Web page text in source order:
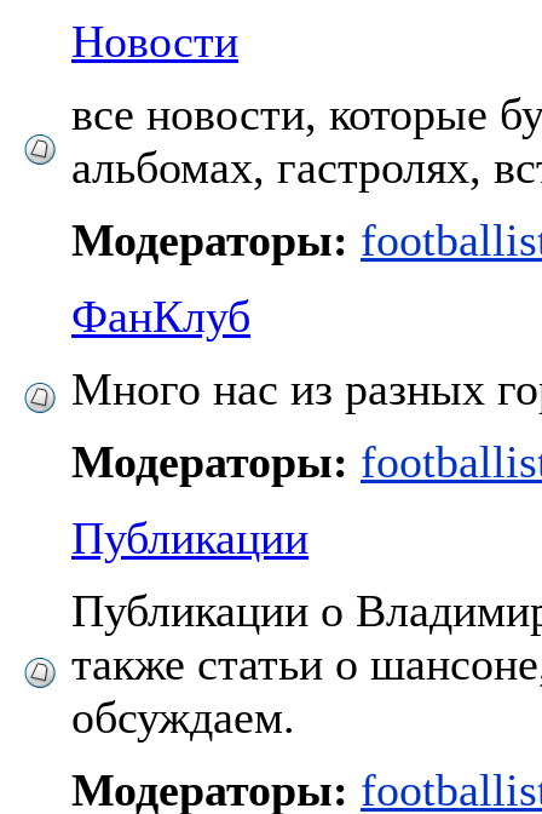
Новости
все новости, которые
альбомах, гастролях,
Модераторы:
ФанКлуб
Много нас из разных
Модераторы:
Публикации
Публикации о
также статьи о
обсуждаем.
Модераторы: